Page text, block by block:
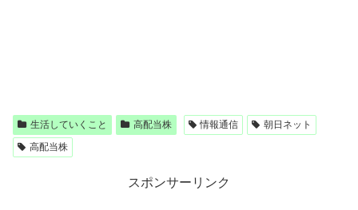
生活していくこと 高配当株 情報通信
朝日ネット
高配当株
スポンサーリンク